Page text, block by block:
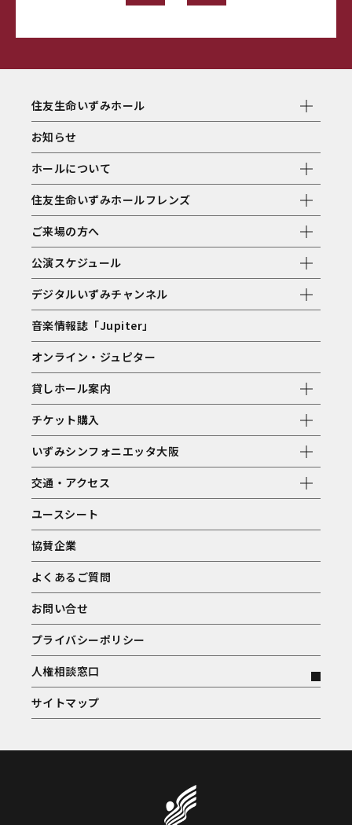
住友生命いずみホール
お知らせ
ホールについて
住友生命いずみホールフレンズ
ご来場の方へ
公演スケジュール
デジタルいずみチャンネル
音楽情報誌「Jupiter」
オンライン・ジュピター
貸しホール案内
チケット購入
いずみシンフォニエッタ大阪
交通・アクセス
ユースシート
協賛企業
よくあるご質問
お問い合せ
プライバシーポリシー
人権相談窓口
サイトマップ